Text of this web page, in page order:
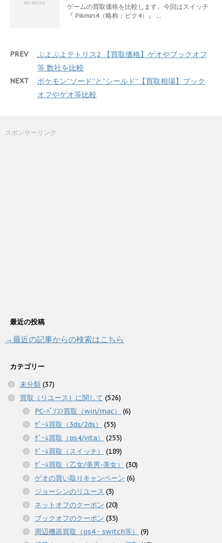
ゲームの買取価格を比較します。今回はスイッチ
『 Pikmin4（略称：ピク4）』 ...
PREV
ぷよぷよテトリス2 【買取価格】ゲオやブックオフ
等 数社を比較
NEXT
ポケモン”ソード”と”シールド”【買取相場】ブック
オフやゲオ等比較
スポンサーリンク
最近の投稿
→最近の記事からの検索はこちら
カテゴリー
未分類 (37)
買取（リユース）に関して (526)
PC-ﾊﾟｿｺﾝ買取（win/mac）
(6)
ｹﾞｰﾑ買取（3ds/2ds）
(55)
ｹﾞｰﾑ買取（ps4/vita）
(255)
ｹﾞｰﾑ買取（スイッチ）
(189)
ｹﾞｰﾑ買取（乙女/美男-美女）
(30)
ゲオの買い取りキャンペーン (6)
ジョーシンのリユース (3)
ネットオフのクーポン (20)
ブックオフのクーポン (35)
周辺機器買取（ps4・switch等）
(9)